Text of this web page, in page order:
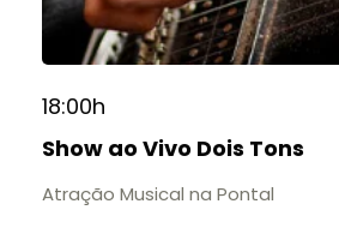
18:00h
Show ao Vivo Dois Tons
Atração Musical na Pontal